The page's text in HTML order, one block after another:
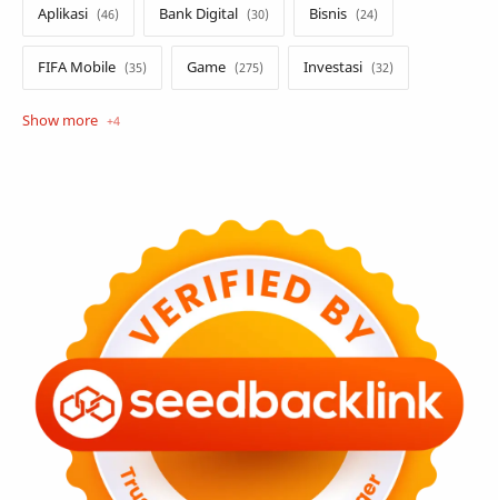
Aplikasi Bank Digital Bisnis
FIFA Mobile Game Investasi
Opini